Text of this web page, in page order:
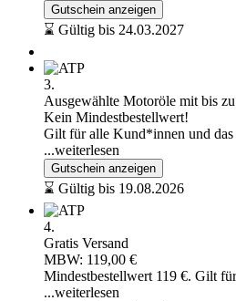
Gutschein anzeigen
⌛ Gültig bis 24.03.2027
3.
Ausgewählte Motoröle mit bis
Kein Mindestbestellwert!
Gilt für alle Kund*innen und das
...weiterlesen
Gutschein anzeigen
⌛ Gültig bis 19.08.2026
4.
Gratis Versand
MBW: 119,00 €
Mindestbestellwert 119 €. Gilt
...weiterlesen